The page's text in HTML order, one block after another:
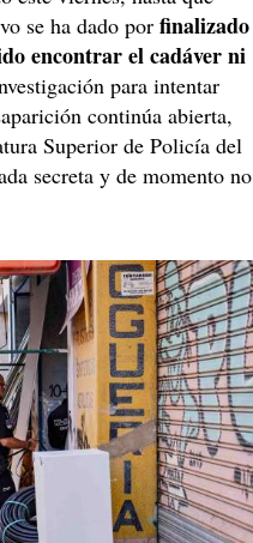
se ha dado porfinalizado
encontrar el cadáver ni
para intentar
continúa abierta,
Superior de Policía del
secreta y de momento no